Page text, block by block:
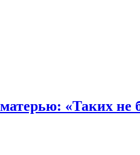
«Таких не